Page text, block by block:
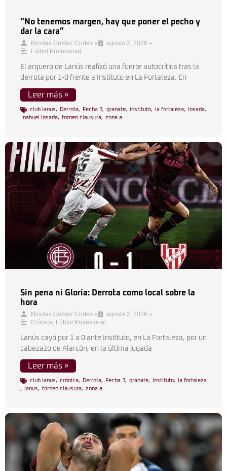
“No tenemos margen, hay que poner el pecho y
dar la cara”
Nicolas Gomez Cortes • agosto 2, 2026 •
Fútbol Profesional
El arquero de Lanús realizó una fuerte autocrítica tras la
derrota por 1-0 frente a Instituto en La Fortaleza. En
Leer más »
club lanus, Derrota, Fecha 3, granate, instituto, la fortaleza, losada,
nahuel losada, torneo clausura, zona a
Sin pena ni Gloria: Derrota como local sobre la
hora
Nicolas Gomez Cortes • agosto 2, 2026 •
Crónica, Fútbol Profesional
Lanús cayó por 1 a 0 ante Instituto, en La Fortaleza, por un
cabezazo de Alarcón, en la última jugada
Leer más »
club lanus, crónica, Derrota, Fecha 3, granate, instituto,
la fortaleza
,
lanus, torneo clausura, zona a